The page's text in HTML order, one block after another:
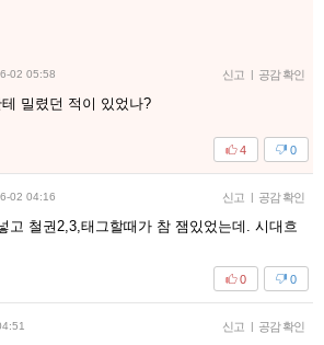
02 05:58 신고 | 공감 확인
밀렸던 적이 있었나?
0
4
02 04:16 신고 | 공감 확인
고 철권2,3,태그할때가 참 잼있었는데. 시대흐
0
0
신고 | 공감 확인